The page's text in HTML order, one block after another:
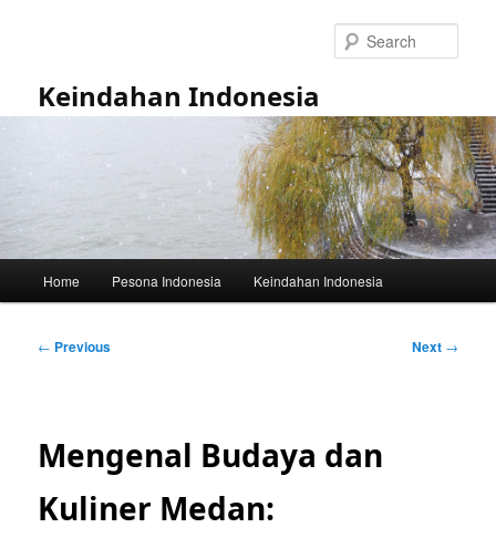
Keindahan Indonesia
Home Pesona Indonesia Keindahan Indonesia
Post
← Previous Next →
Mengenal Budaya dan
Kuliner Medan: